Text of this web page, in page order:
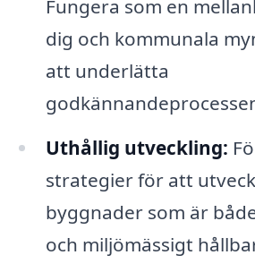
Fungera som en
dig och kommunala
att underlätta
Uthållig utveckling:
strategier för att
byggnader som är
och miljömässigt